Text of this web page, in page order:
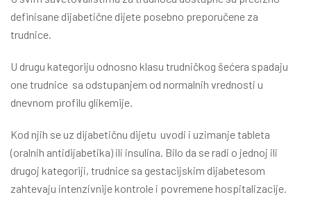
definisane dijabetične dijete posebno preporučene za
trudnice.
U drugu kategoriju odnosno klasu trudničkog šećera spadaju
one trudnice sa odstupanjem od normalnih vrednosti u
dnevnom profilu glikemije.
Kod njih se uz dijabetičnu dijetu uvodi i uzimanje tableta
(oralnih antidijabetika) ili insulina. Bilo da se radi o jednoj ili
drugoj kategoriji, trudnice sa gestacijskim dijabetesom
zahtevaju intenzivnije kontrole i povremene hospitalizacije.